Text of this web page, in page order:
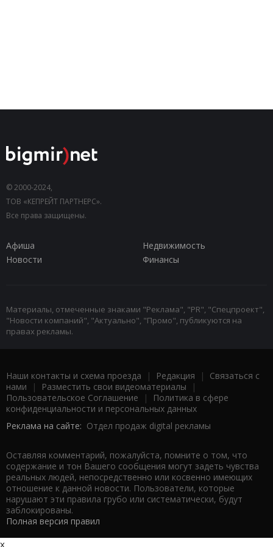
© 2000-2024,
ТОВ «КЕПРЕЙТ ПАРТНЕРС».
Все права защищены.
Афиша
Недвижимость
Новости
Финансы
Материалы, отмеченные знаками "Реклама", "PR", "Спецпроект",
"Новости компаний", "Актуально", "Промо", публикуются на
правах рекламы.
Наши контакты и схема проезда | Редакция | Связаться с
нами | Разместить свои видеоматериалы |
Пользовательское Соглашение |
Политика в сфере
конфиденциальности и персональных данных
Реклама на сайте: Отдел продаж digital рекламы
Оставляя комментарий, пожалуйста, помните о том, что
содержание и тон Вашего сообщения могут задеть чувства
реальных людей, непосредственно или косвенно имеющих
отношение к данной новости. Пользователи, которые
нарушают эти правила грубо или систематически, будут
заблокированы.
Полная версия правил
x